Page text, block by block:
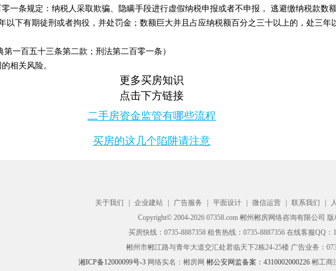
一条规定：纳税人采取欺骗、隐瞒手段进行虚假纳税申报或者不申报， 逃避缴纳税款数
以下有期徒刑或者拘役，并处罚金；数额巨大并且占应纳税额百分之三十以上的，处三年
第一百五十三条第二款；刑法第二百零一条）
相关风险。
更多买房知识
点击下方链接
二手房资金监管有哪些流程
买房的这几个陷阱请注意
关于我们 企业建站 广告服务 平面设计 微信运营 联系我们
Copyright© 2004-2026 07358.com 郴州郴房网络咨询有限公司
买房快线：0735-8887358 租售热线：0735-8887356 在线客服QQ：
郴州市郴江路与青年大道交汇处君临天下2栋24-25楼 广告业务：
湘ICP备12000099号-3 网络实名：郴房网 郴公安网监备案：4310002000226 郴工商